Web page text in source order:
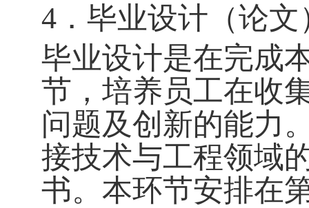
4．毕业设计（论文
毕业设计是在完成
节，培养员工在收
问题及创新的能力
接技术与工程领域
书。本环节安排在